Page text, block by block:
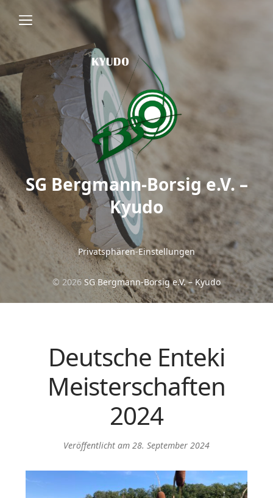
SG Bergmann-Borsig e.V. –
Kyudo
Privatsphären-Einstellungen
© 2026 SG Bergmann-Borsig e.V. – Kyudo
Deutsche Enteki
Meisterschaften
2024
Veröffentlicht am 28. September 2024